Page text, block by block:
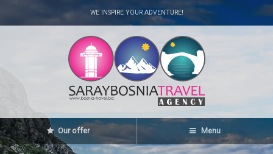
WE INSPIRE YOUR ADVENTURE!
Our offer Menu